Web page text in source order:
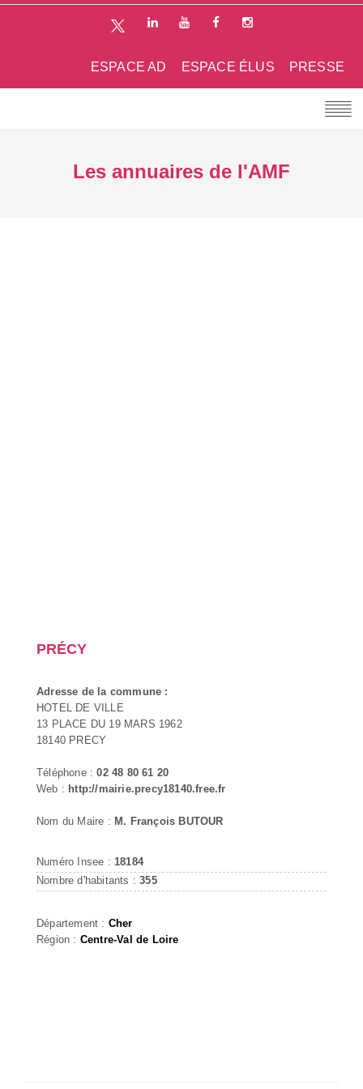
PRESSE
ESPACE ÉLUS
ESPACE AD
Les annuaires de l'AMF
PRÉCY
Adresse de la commune :
HOTEL DE VILLE
13 PLACE DU 19 MARS 1962
18140 PRECY
Téléphone :02 48 80 61 20
Web : http://mairie.precy18140.free.fr
Nom du Maire : M. François BUTOUR
Numéro Insee : 18184
Nombre d'habitants :355
Département : Cher
Région : Centre-Val de Loire